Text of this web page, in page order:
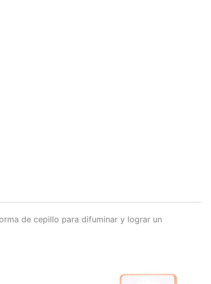
de cepillo para difuminar y lograr un